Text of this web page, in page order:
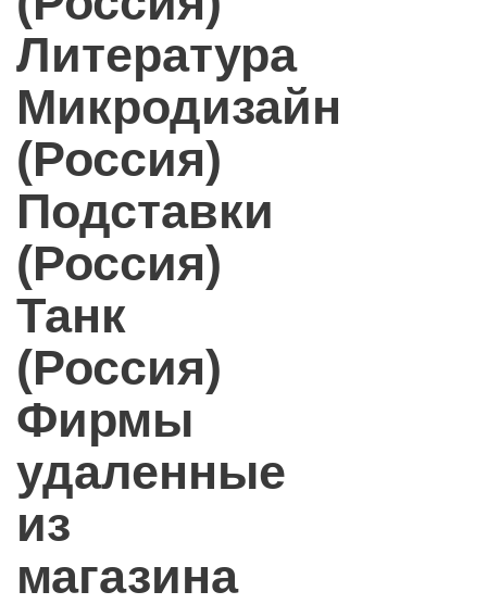
Литература
Микродизайн
(Россия)
Подставки
(Россия)
Танк
(Россия)
Фирмы
удаленные
из
магазина